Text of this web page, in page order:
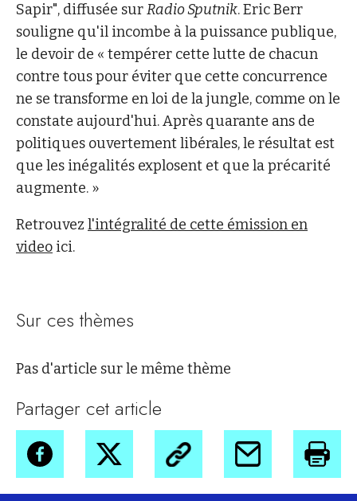
Sapir", diffusée surRadio Sputnik. Eric Berr
souligne qu'il incombe à la puissance publique,
le devoir de « tempérer cette lutte de chacun
contre tous pour éviter que cette concurrence
ne se transforme en loi de la jungle, comme on le
constate aujourd'hui. Après quarante ans de
politiques ouvertement libérales, le résultat est
que les inégalités explosent et que la précarité
augmente. »
Retrouvez l'intégralité de cette émission en
video ici.
Sur ces thèmes
Pas d'article sur le même thème
Partager cet article